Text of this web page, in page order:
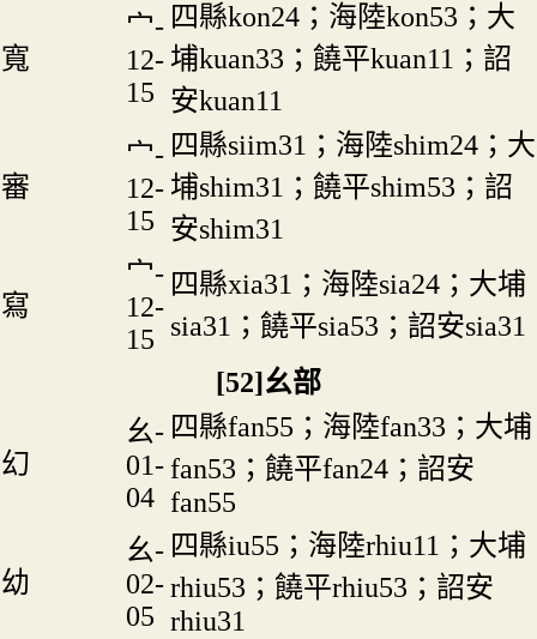
寬
宀-
12-
15
四縣kon24；海陸kon53；大
埔kuan33；饒平kuan11；詔
安kuan11
審
宀-
12-
15
四縣siim31；海陸shim24；大
埔shim31；饒平shim53；詔
安shim31
寫
宀-
12-
15
四縣xia31；海陸sia24；大埔
sia31；饒平sia53；詔安sia31
[52]幺部
幻
幺-
01-
04
四縣fan55；海陸fan33；大埔
fan53；饒平fan24；詔安
fan55
幼
幺-
02-
05
四縣iu55；海陸rhiu11；大埔
rhiu53；饒平rhiu53；詔安
rhiu31